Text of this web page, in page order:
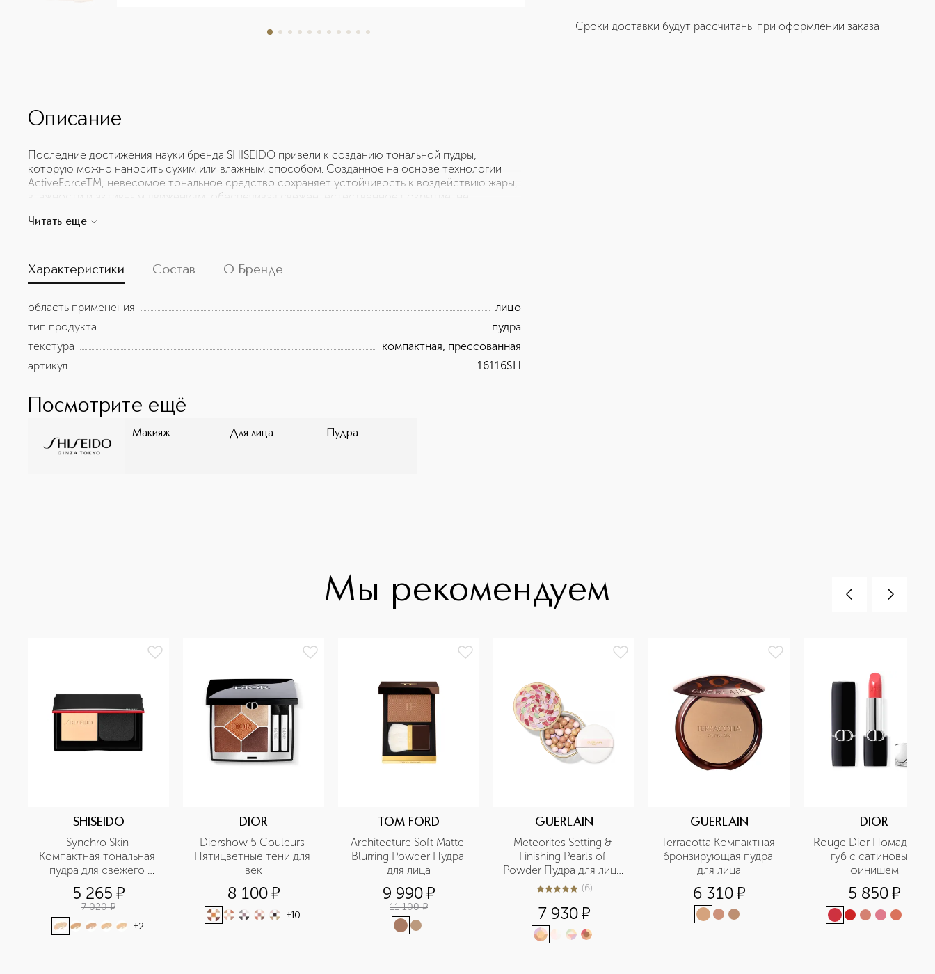
Сроки доставки будут рассчитаны при оформлении заказа
Описание
Последние достижения науки бренда SHISEIDO привели к созданию тональной пудры,
которую можно наносить сухим или влажным способом. Созданное на основе технологии
ActiveForceTM, невесомое тональное средство сохраняет устойчивость к воздействию жары,
влажности и активным движениям, обеспечивая свежее, естественное покрытие, не
компактный футляр с традиционной, знаковой для бренда красной полосой. Препятствует
Читать еще
Характеристики Состав О Бренде
область применения
лицо
тип продукта
пудра
текстура
компактная, прессованная
артикул
16116SH
Посмотрите ещё
Макияж Для лица Пудра
Мы рекомендуем
SHISEIDO
Synchro Skin
Компактная тональная
пудра для свежего
безупречного покрытия
5 265 ¤
7 020 ¤
+2
DIOR
Diorshow 5 Couleurs
Пятицветные тени для
век
8 100¤
+10
TOM FORD
Architecture Soft Matte
Blurring Powder Пудра
для лица
9 990¤
11 100 ¤
GUERLAIN
Meteorites Setting &
Finishing Pearls of
Powder Пудра для лица
в шариках
5из 56 (6)
7 930¤
GUERLAIN
Terracotta Компактная
бронзирующая пудра
для лица
6 310¤
DIOR
Rouge Dior Помада для
губ с сатиновым
финишем
5 850¤